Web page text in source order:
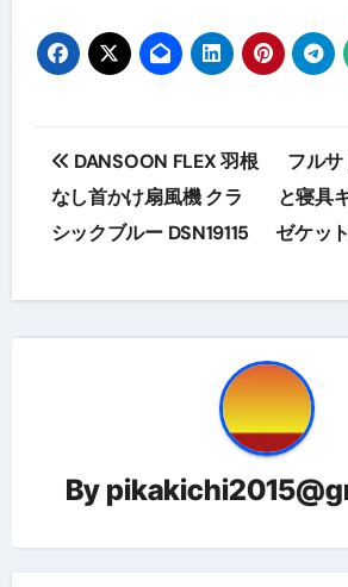
投
稿
ナ
ビ
ゲ
ョ
ン
DANSOON FLEX 羽根
なし首かけ扇風機 クラ
シックブルー DSN19115
フル
と寝具
ゼケッ
By